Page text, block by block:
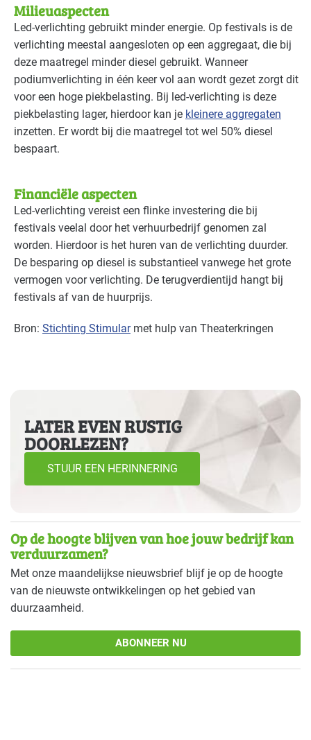
Milieuaspecten
Led-verlichting gebruikt minder energie. Op festivals is de
verlichting meestal aangesloten op een aggregaat, die bij
deze maatregel minder diesel gebruikt. Wanneer
podiumverlichting in één keer vol aan wordt gezet zorgt dit
voor een hoge piekbelasting. Bij led-verlichting is deze
piekbelasting lager, hierdoor kan je kleinere aggregaten
inzetten. Er wordt bij die maatregel tot wel 50% diesel
bespaart.
Financiële aspecten
Led-verlichting vereist een flinke investering die bij
festivals veelal door het verhuurbedrijf genomen zal
worden. Hierdoor is het huren van de verlichting duurder.
De besparing op diesel is substantieel vanwege het grote
vermogen voor verlichting. De terugverdientijd hangt bij
festivals af van de huurprijs.
Bron: Stichting Stimularmet hulp van Theaterkringen
LATER EVEN RUSTIG
DOORLEZEN?
STUUR EEN HERINNERING
Op de hoogte blijven van hoe jouw bedrijf kan
verduurzamen?
Met onze maandelijkse nieuwsbrief blijf je op de hoogte
van de nieuwste ontwikkelingen op het gebied van
duurzaamheid.
ABONNEER NU